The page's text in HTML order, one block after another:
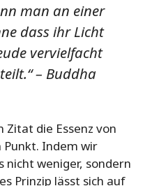
man an einer
dass ihr Licht
vervielfacht
– Buddha
die Essenz von
Punkt. Indem wir
nicht weniger, sondern
Prinzip lässt sich auf